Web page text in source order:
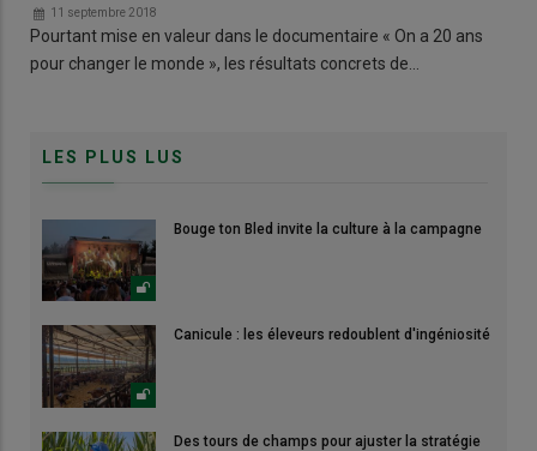
11 septembre 2018
Pourtant mise en valeur dans le documentaire « On a 20 ans
pour changer le monde », les résultats concrets de…
LES PLUS LUS
Bouge ton Bled invite la culture à la campagne
Canicule : les éleveurs redoublent d'ingéniosité
Des tours de champs pour ajuster la stratégie